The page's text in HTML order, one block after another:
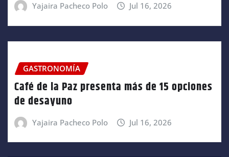
Yajaira Pacheco Polo Jul 16, 2026
GASTRONOMÍA
Café de la Paz presenta más de 15 opciones
de desayuno
Yajaira Pacheco Polo Jul 16, 2026